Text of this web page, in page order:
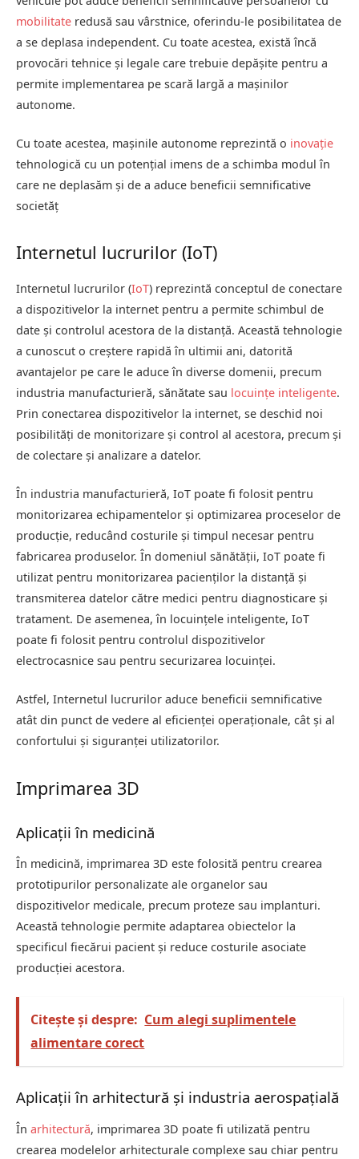
mobilitate redusă sau vârstnice, oferindu-le posibilitatea de
a se deplasa independent. Cu toate acestea, există încă
provocări tehnice și legale care trebuie depășite pentru a
permite implementarea pe scară largă a mașinilor
autonome.
Cu toate acestea, mașinile autonome reprezintă o inovație
tehnologică cu un potențial imens de a schimba modul în
care ne deplasăm și de a aduce beneficii semnificative
societăț
Internetul lucrurilor (IoT)
Internetul lucrurilor (IoT) reprezintă conceptul de conectare
a dispozitivelor la internet pentru a permite schimbul de
date și controlul acestora de la distanță. Această tehnologie
a cunoscut o creștere rapidă în ultimii ani, datorită
avantajelor pe care le aduce în diverse domenii, precum
industria manufacturieră, sănătate sau locuințe inteligente.
Prin conectarea dispozitivelor la internet, se deschid noi
posibilități de monitorizare și control al acestora, precum și
de colectare și analizare a datelor.
În industria manufacturieră, IoT poate fi folosit pentru
monitorizarea echipamentelor și optimizarea proceselor de
producție, reducând costurile și timpul necesar pentru
fabricarea produselor. În domeniul sănătății, IoT poate fi
utilizat pentru monitorizarea pacienților la distanță și
transmiterea datelor către medici pentru diagnosticare și
tratament. De asemenea, în locuințele inteligente, IoT
poate fi folosit pentru controlul dispozitivelor
electrocasnice sau pentru securizarea locuinței.
Astfel, Internetul lucrurilor aduce beneficii semnificative
atât din punct de vedere al eficienței operaționale, cât și al
confortului și siguranței utilizatorilor.
Imprimarea 3D
Aplicații în medicină
În medicină, imprimarea 3D este folosită pentru crearea
prototipurilor personalizate ale organelor sau
dispozitivelor medicale, precum proteze sau implanturi.
Această tehnologie permite adaptarea obiectelor la
specificul fiecărui pacient și reduce costurile asociate
producției acestora.
Citește și despre: Cum alegi suplimentele
alimentare corect
Aplicații în arhitectură și industria aerospațială
În arhitectură, imprimarea 3D poate fi utilizată pentru
crearea modelelor arhitecturale complexe sau chiar pentru